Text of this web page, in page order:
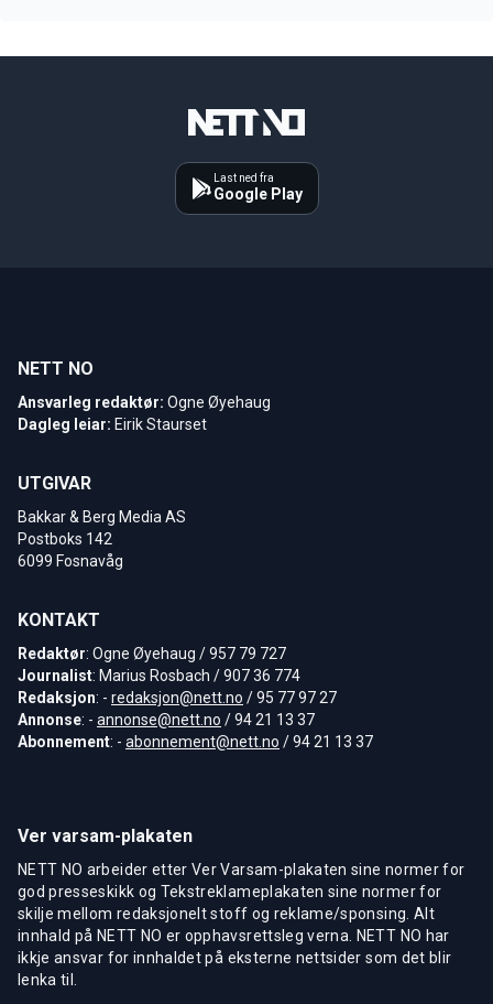
Last ned fra
Google Play
NETT NO
Ansvarleg redaktør: Ogne Øyehaug
Dagleg leiar: Eirik Staurset
UTGIVAR
Bakkar & Berg Media AS
Postboks 142
6099 Fosnavåg
KONTAKT
Redaktør: Ogne Øyehaug / 957 79 727
Journalist: Marius Rosbach / 907 36 774
Redaksjon: - redaksjon@nett.no / 95 77 97 27
Annonse: - annonse@nett.no / 94 21 13 37
Abonnement: - abonnement@nett.no / 94 21 13 37
Ver varsam-plakaten
NETT NO arbeider etter Ver Varsam-plakaten sine normer for
god presseskikk og Tekstreklameplakaten sine normer for
skilje mellom redaksjonelt stoff og reklame/sponsing. Alt
innhald på NETT NO er opphavsrettsleg verna. NETT NO har
ikkje ansvar for innhaldet på eksterne nettsider som det blir
lenka til.